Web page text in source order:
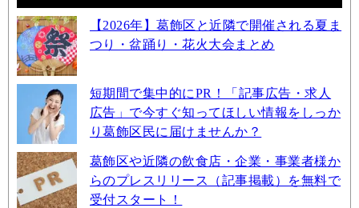
【2026年】葛飾区と近隣で開催される夏ま
つり・盆踊り・花火大会まとめ
短期間で集中的にPR！「記事広告・求人
広告」で今すぐ知ってほしい情報をしっか
り葛飾区民に届けませんか？
葛飾区や近隣の飲食店・企業・事業者様か
らのプレスリリース（記事掲載）を無料で
受付スタート！